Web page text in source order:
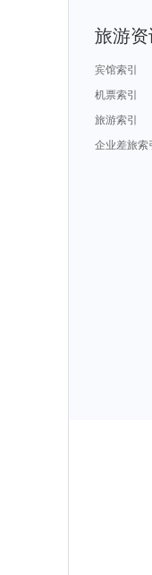
旅游资
宾馆索引
机票索引
旅游索引
企业差旅索